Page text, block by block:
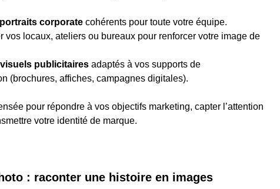
portraits corporate cohérents pour toute votre équipe.
vos locaux, ateliers ou bureaux pour renforcer votre image de
visuels publicitaires adaptés à vos supports de
(brochures, affiches, campagnes digitales).
pour répondre à vos objectifs marketing, capter l’attention
votre identité de marque.
: raconter une histoire en images